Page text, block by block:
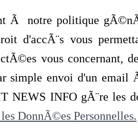
Ã notre politique
d'accÃ¨s vous
vous concernant,
simple envoi d'un
NEWS INFO gÃ¨re les
DonnÃ©es Personnelles.